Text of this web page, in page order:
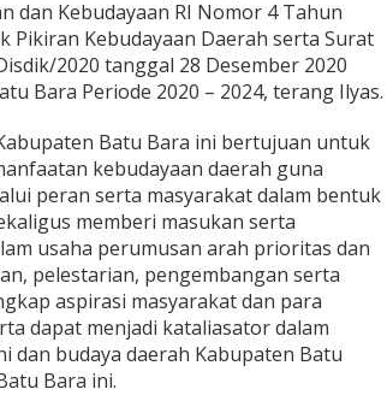
dan Kebudayaan RI Nomor 4 Tahun
Pikiran Kebudayaan Daerah serta Surat
2020 tanggal 28 Desember 2020
Bara Periode 2020 – 2024, terang Ilyas.
Batu Bara ini bertujuan untuk
kebudayaan daerah guna
peran serta masyarakat dalam bentuk
memberi masukan serta
usaha perumusan arah prioritas dan
pelestarian, pengembangan serta
aspirasi masyarakat dan para
dapat menjadi kataliasator dalam
dan budaya daerah Kabupaten Batu
Bara ini.